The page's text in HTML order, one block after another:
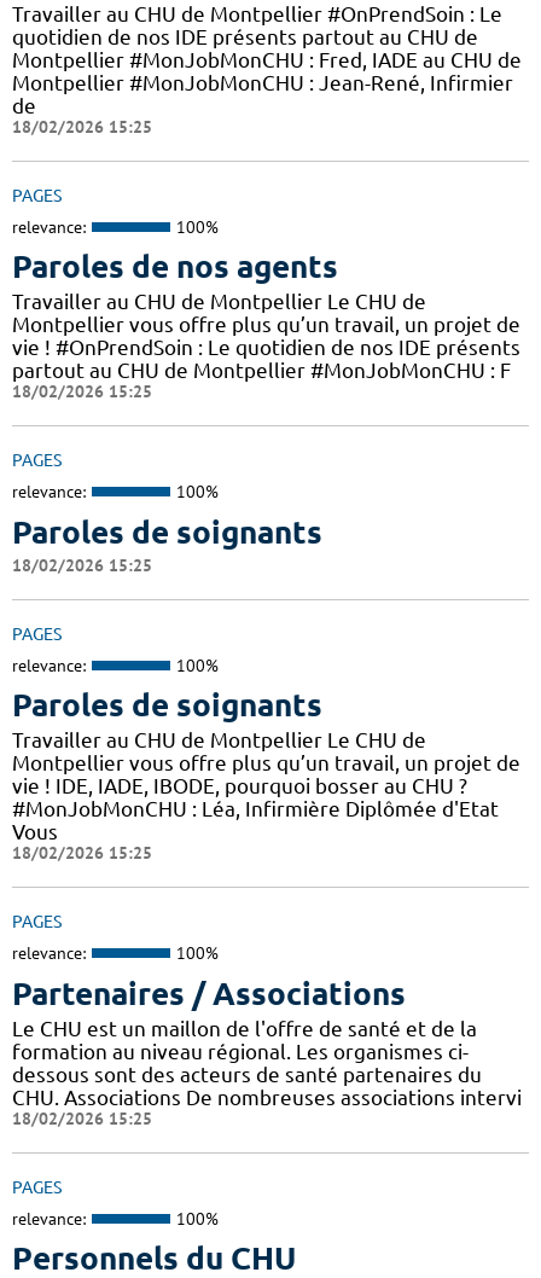
Travailler au CHU de Montpellier #OnPrendSoin : Le
quotidien de nos IDE présents partout au CHU de
Montpellier #MonJobMonCHU : Fred, IADE au CHU de
Montpellier #MonJobMonCHU : Jean-René, Infirmier
de
18/02/2026 15:25
PAGES
relevance: 100%
Paroles de nos agents
Travailler au CHU de Montpellier Le CHU de
Montpellier vous offre plus qu’un travail, un projet de
vie ! #OnPrendSoin : Le quotidien de nos IDE présents
partout au CHU de Montpellier #MonJobMonCHU : F
18/02/2026 15:25
PAGES
relevance: 100%
Paroles de soignants
18/02/2026 15:25
PAGES
relevance: 100%
Paroles de soignants
Travailler au CHU de Montpellier Le CHU de
Montpellier vous offre plus qu’un travail, un projet de
vie ! IDE, IADE, IBODE, pourquoi bosser au CHU ?
#MonJobMonCHU : Léa, Infirmière Diplômée d'Etat
Vous
18/02/2026 15:25
PAGES
relevance: 100%
Partenaires / Associations
Le CHU est un maillon de l'offre de santé et de la
formation au niveau régional. Les organismes ci-
dessous sont des acteurs de santé partenaires du
CHU. Associations De nombreuses associations intervi
18/02/2026 15:25
PAGES
relevance: 100%
Personnels du CHU